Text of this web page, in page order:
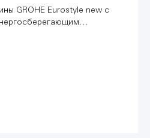
GROHE Eurostyle new с